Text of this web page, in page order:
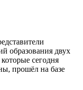
образования двух
сегодня
прошёл на базе